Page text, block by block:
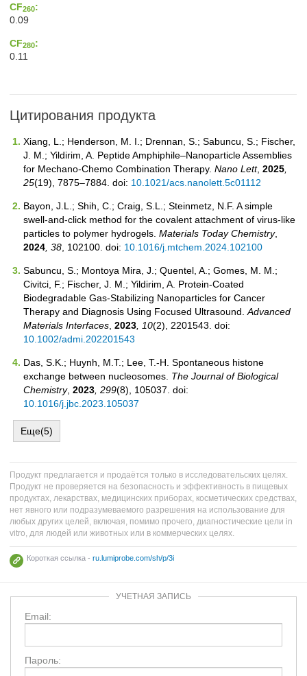
CF260:
0.09
CF280:
0.11
Цитирования продукта
Xiang, L.; Henderson, M. I.; Drennan, S.; Sabuncu, S.; Fischer,
J. M.; Yildirim, A. Peptide Amphiphile–Nanoparticle Assemblies
for Mechano-Chemo Combination Therapy. Nano Lett, 2025
25(19), 7875–7884. doi: 10.1021/acs.nanolett.5c01112
Bayon, J.L.; Shih, C.; Craig, S.L.; Steinmetz, N.F. A simple
swell-and-click method for the covalent attachment of virus-like
particles to polymer hydrogels. Materials Today Chemistry,
2024 , 38 , 102100. doi: 10.1016/j.mtchem.2024.102100
Sabuncu, S.; Montoya Mira, J.; Quentel, A.; Gomes, M. M.;
Civitci, F.; Fischer, J. M.; Yildirim, A. Protein-Coated
Biodegradable Gas-Stabilizing Nanoparticles for Cancer
Therapy and Diagnosis Using Focused Ultrasound. Advanced
Materials Interfaces 2023 , 10(2), 2201543. doi:
10.1002/admi.202201543
Das, S.K.; Huynh, M.T.; Lee, T.-H. Spontaneous histone
exchange between nucleosomes. The Journal of Biological
Chemistry, 2023 , 299(8), 105037. doi:
10.1016/j.jbc.2023.105037
Еще(5)
Продукт предлагается и продаётся только в исследовательских целях.
Продукт не проверяется на безопасность и эффективность в пищевых
продуктах, лекарствах, медицинских приборах, косметических средствах,
нет явного или подразумеваемого разрешения на использование для
любых других целей, включая, помимо прочего, диагностические цели in
vitro, для людей или животных или в коммерческих целях.
Короткая ссылка - ru.lumiprobe.com/sh/p/3i
УЧЕТНАЯ ЗАПИСЬ
Email:
Пароль: